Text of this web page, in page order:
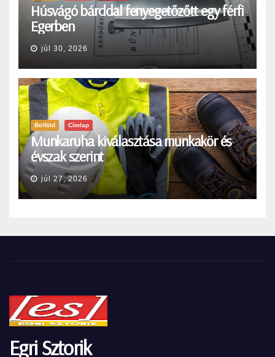
Húsvágó bárddal fenyegetőzőtt egy férfi
Egerben
júl 30, 2026
Belföld Címlap
Munkaruha kiválasztása munkakör és
évszak szerint
júl 27, 2026
Egri Sztorik